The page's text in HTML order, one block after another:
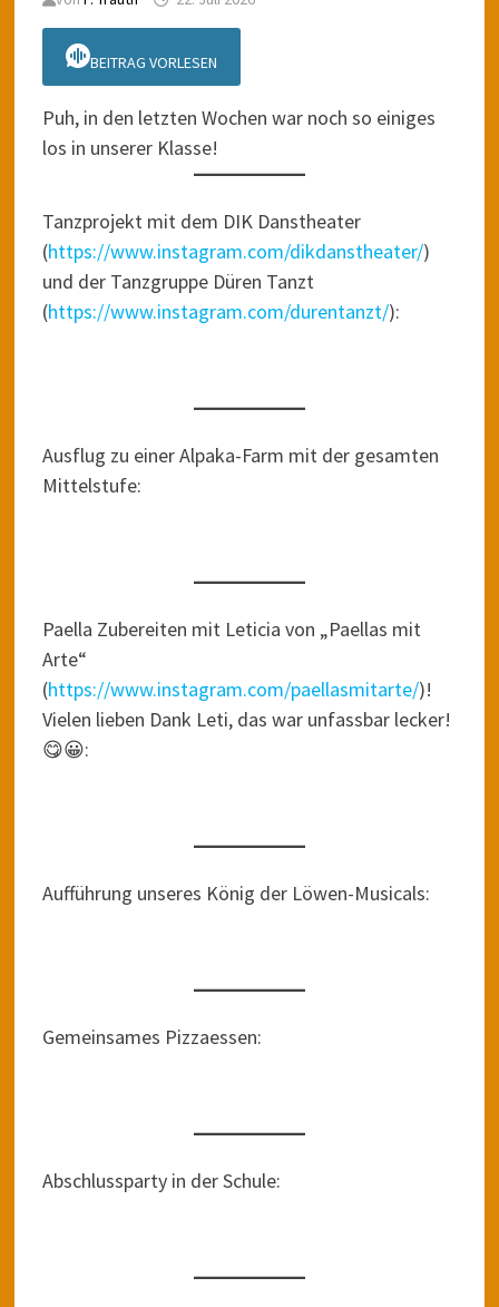
BEITRAG VORLESEN
Puh, in den letzten Wochen war noch so einiges
los in unserer Klasse!
Tanzprojekt mit dem DIK Danstheater
(https://www.instagram.com/dikdanstheater/)
und der Tanzgruppe Düren Tanzt
(https://www.instagram.com/durentanzt/):
Ausflug zu einer Alpaka-Farm mit der gesamten
Mittelstufe:
Paella Zubereiten mit Leticia von „Paellas mit
Arte“
(https://www.instagram.com/paellasmitarte/)!
Vielen lieben Dank Leti, das war unfassbar lecker!
😋😀:
Aufführung unseres König der Löwen-Musicals:
Gemeinsames Pizzaessen:
Abschlussparty in der Schule: